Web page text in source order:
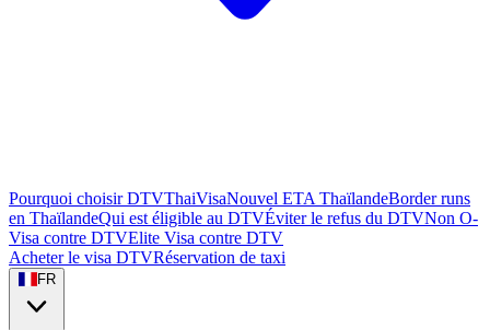
Pourquoi choisir DTVThaiVisaNouvel ETA ThaïlandeBorder runs
en ThaïlandeQui est éligible au DTVÉviter le refus du DTVNon O-
Visa contre DTVElite Visa contre DTV
Acheter le visa DTVRéservation de taxi
FR